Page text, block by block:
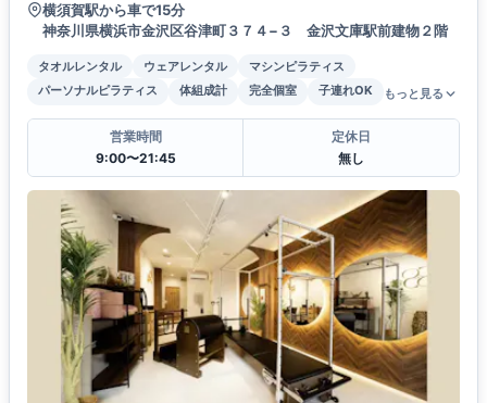
横須賀駅から車で15分
神奈川県横浜市金沢区谷津町３７４−３ 金沢文庫駅前建物２階
タオルレンタル ウェアレンタル
マシンピラティス
パーソナルピラティス
体組成計 完全個室 子連れOK もっと見る
営業時間
9:00〜21:45
定休日
無し